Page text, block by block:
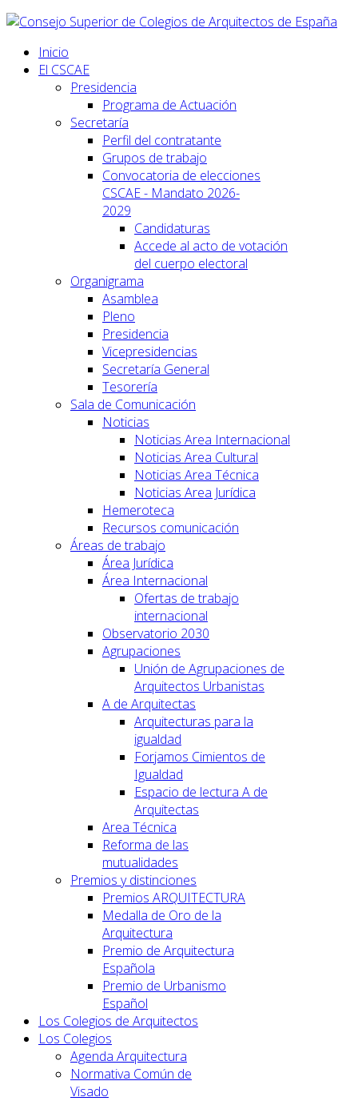
Inicio
El CSCAE
Presidencia
Programa de Actuación
Secretaría
Perfil del contratante
Grupos de trabajo
Convocatoria de elecciones
CSCAE - Mandato 2026-
2029
Candidaturas
Accede al acto de votación
del cuerpo electoral
Organigrama
Asamblea
Pleno
Presidencia
Vicepresidencias
Secretaría General
Tesorería
Sala de Comunicación
Noticias
Noticias Area Internacional
Noticias Area Cultural
Noticias Area Técnica
Noticias Area Jurídica
Hemeroteca
Recursos comunicación
Áreas de trabajo
Área Jurídica
Área Internacional
Ofertas de trabajo
internacional
Observatorio 2030
Agrupaciones
Unión de Agrupaciones de
Arquitectos Urbanistas
A de Arquitectas
Arquitecturas para la
igualdad
Forjamos Cimientos de
Igualdad
Espacio de lectura A de
Arquitectas
Area Técnica
Reforma de las
mutualidades
Premios y distinciones
Premios ARQUITECTURA
Medalla de Oro de la
Arquitectura
Premio de Arquitectura
Española
Premio de Urbanismo
Español
Los Colegios de Arquitectos
Los Colegios
Agenda Arquitectura
Normativa Común de
Visado